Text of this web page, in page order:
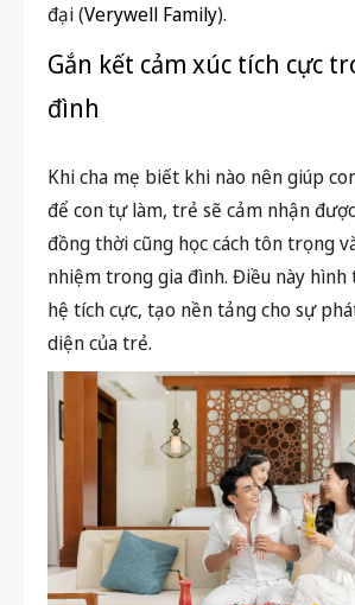
đại (Verywell Family).
Gắn kết cảm xúc tích cực
đình
Khi cha mẹ biết khi nào nên giúp
để con tự làm, trẻ sẽ cảm nhận
đồng thời cũng học cách tôn trọng
nhiệm trong gia đình. Điều này hình
hệ tích cực, tạo nền tảng cho sự
diện của trẻ.